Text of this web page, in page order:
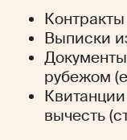
Контракты
Выписки
Документы
рубежом
вычесть